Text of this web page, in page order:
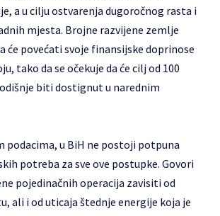
a u cilju ostvarenja dugoročnog rasta i
mjesta. Brojne razvijene zemlje
će povećati svoje finansijske doprinose
tako da se očekuje da će cilj od 100
biti dostignut u narednim
podacima, u BiH ne postoji potpuna
potreba za sve ove postupke. Govori
pojedinačnih operacija zavisiti od
ali i od uticaja štednje energije koja je